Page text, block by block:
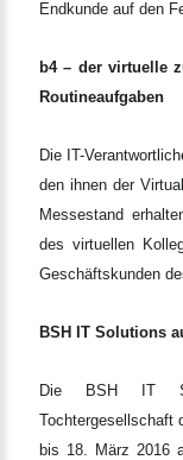
Endkunde auf den
b4 – der virtuelle
Routineaufgaben
Die IT-
den ihnen der
Messestand
des virtuellen
Geschäftskunden
BSH IT Solutions
Die BSH IT
Tochtergesellschaft
bis 18. März 2016